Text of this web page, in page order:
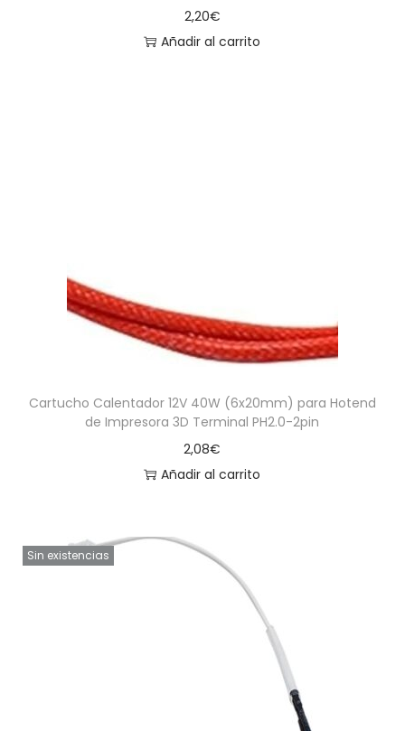
2,20€
Añadir al carrito
Cartucho Calentador 12V 40W (6x20mm) para Hotend
de Impresora 3D Terminal PH2.0-2pin
2,08€
Añadir al carrito
Sin existencias